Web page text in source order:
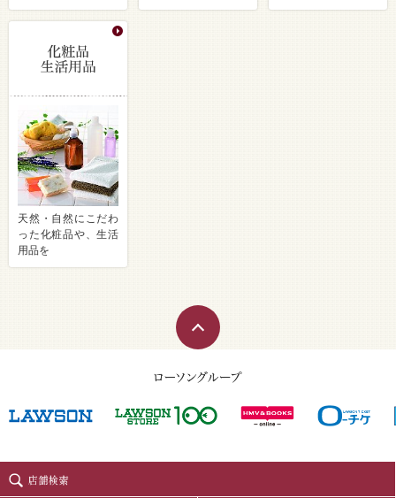
天然・自然にこだわ
った化粧品や、生活
用品を